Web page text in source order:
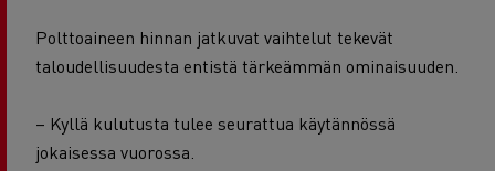
Polttoaineen hinnan jatkuvat vaihtelut tekevät
taloudellisuudesta entistä tärkeämmän ominaisuuden.
– Kyllä kulutusta tulee seurattua käytännössä
jokaisessa vuorossa.